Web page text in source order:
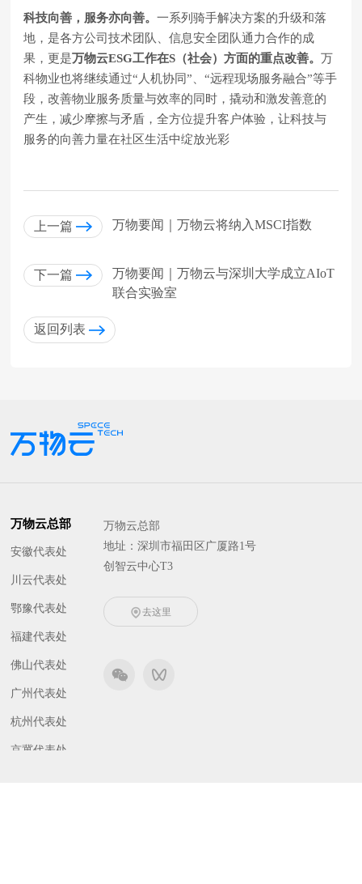
科技向善，服务亦向善。一系列骑手解决方案的升级和落
地，是各方公司技术团队、信息安全团队通力合作的成
果，更是万物云ESG工作在S（社会）方面的重点改善。万
科物业也将继续通过“人机协同”、“远程现场服务融合”等手
段，改善物业服务质量与效率的同时，撬动和激发善意的
产生，减少摩擦与矛盾，全方位提升客户体验，让科技与
服务的向善力量在社区生活中绽放光彩
上一篇 万物要闻｜万物云将纳入MSCI指数
下一篇
万物要闻｜万物云与深圳大学成立AIoT
联合实验室
返回列表
万物云总部
安徽代表处
川云代表处
鄂豫代表处
福建代表处
佛山代表处
广州代表处
杭州代表处
京冀代表处
万物云总部
地址：深圳市福田区广厦路1号
创智云中心T3
去这里